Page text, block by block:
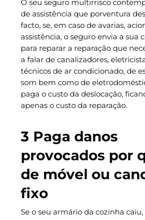
O seu seguro multirrisco
de assistência que porventura
facto, se, em caso de avarias,
assistência, o seguro envia a sua
para reparar a reparação que
a falar de canalizadores,
técnicos de ar condicionado, de
som bem como de
paga o custo da deslocação,
apenas o custo da reparação.
3 Paga danos
provocados por
de móvel ou
fixo
Se o seu armário da cozinha